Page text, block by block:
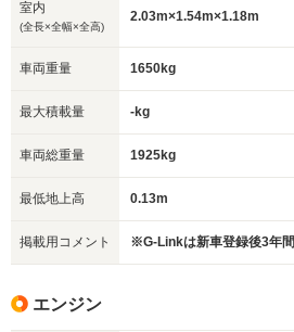
室内
(全長×全幅×全高)
2.03m×1.54m×1.18m
車両重量 1650kg
最大積載量 -kg
車両総重量 1925kg
最低地上高 0.13m
掲載用コメント ※G-Linkは新車登録後3年
エンジン